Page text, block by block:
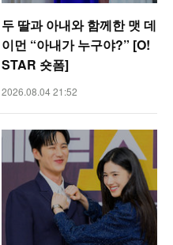
두 딸과 아내와 함께한 맷 데
이먼 “아내가 누구야?” [O!
STAR 숏폼]
2026.08.04 21:52